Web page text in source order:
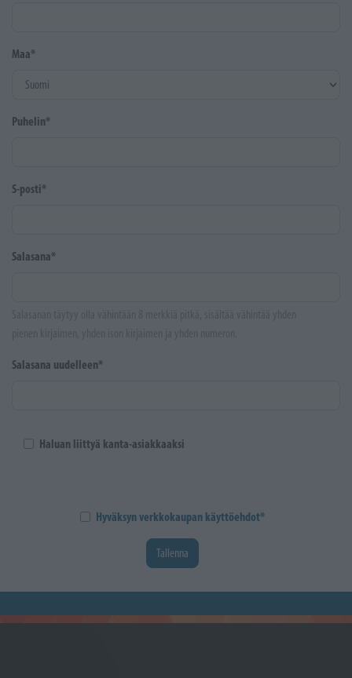
Maa*
Puhelin*
S-posti*
Salasana*
Salasana uudelleen*
Haluan liittyä kanta-asiakkaaksi
Hyväksyn verkkokaupan käyttöehdot*
Tallenna